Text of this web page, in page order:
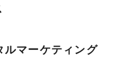
ルマーケティング